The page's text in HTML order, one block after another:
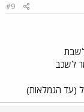
#9
לשכב
(עד הגמלאות)